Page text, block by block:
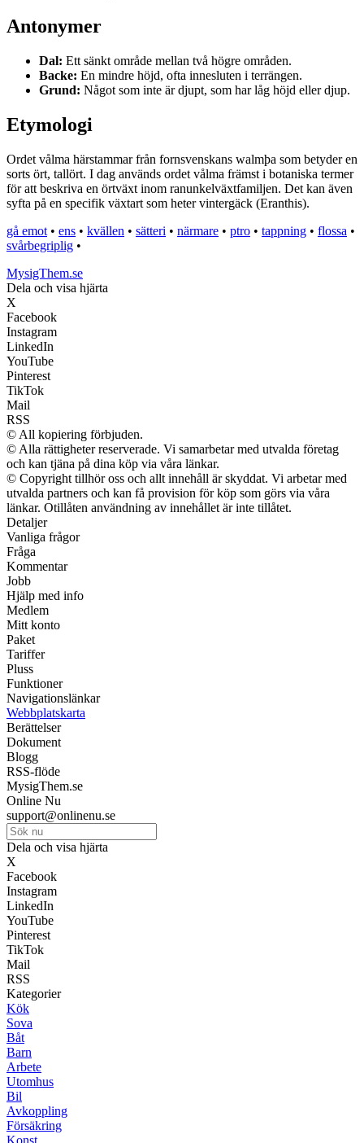
Antonymer
Dal: Ett sänkt område mellan två högre områden.
Backe: En mindre höjd, ofta innesluten i terrängen.
Grund: Något som inte är djupt, som har låg höjd eller djup.
Etymologi
Ordet vålma härstammar från fornsvenskans walmþa som betyder en
sorts ört, tallört. I dag används ordet vålma främst i botaniska termer
för att beskriva en örtväxt inom ranunkelväxtfamiljen. Det kan även
syfta på en specifik växtart som heter vintergäck (Eranthis).
gå emot • ens • kvällen • sätteri • närmare • ptro • tappning • flossa •
svårbegriplig •
MysigThem.se
Dela och visa hjärta
X
Facebook
Instagram
LinkedIn
YouTube
Pinterest
TikTok
Mail
RSS
© All kopiering förbjuden.
© Alla rättigheter reserverade. Vi samarbetar med utvalda företag
och kan tjäna på dina köp via våra länkar.
© Copyright tillhör oss och allt innehåll är skyddat. Vi arbetar med
utvalda partners och kan få provision för köp som görs via våra
länkar. Otillåten användning av innehållet är inte tillåtet.
Detaljer
Vanliga frågor
Fråga
Kommentar
Jobb
Hjälp med info
Medlem
Mitt konto
Paket
Tariffer
Pluss
Funktioner
Navigationslänkar
Webbplatskarta
Berättelser
Dokument
Blogg
RSS-flöde
MysigThem.se
Online Nu
support@onlinenu.se
Dela och visa hjärta
X
Facebook
Instagram
LinkedIn
YouTube
Pinterest
TikTok
Mail
RSS
Kategorier
Kök
Sova
Båt
Barn
Arbete
Utomhus
Bil
Avkoppling
Försäkring